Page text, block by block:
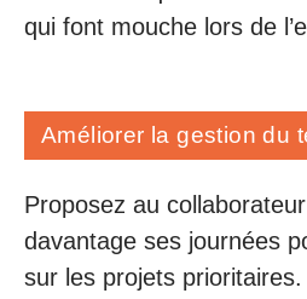
qui font mouche lors de
Améliorer la gestion du
Proposez au
davantage ses journées
sur les projets